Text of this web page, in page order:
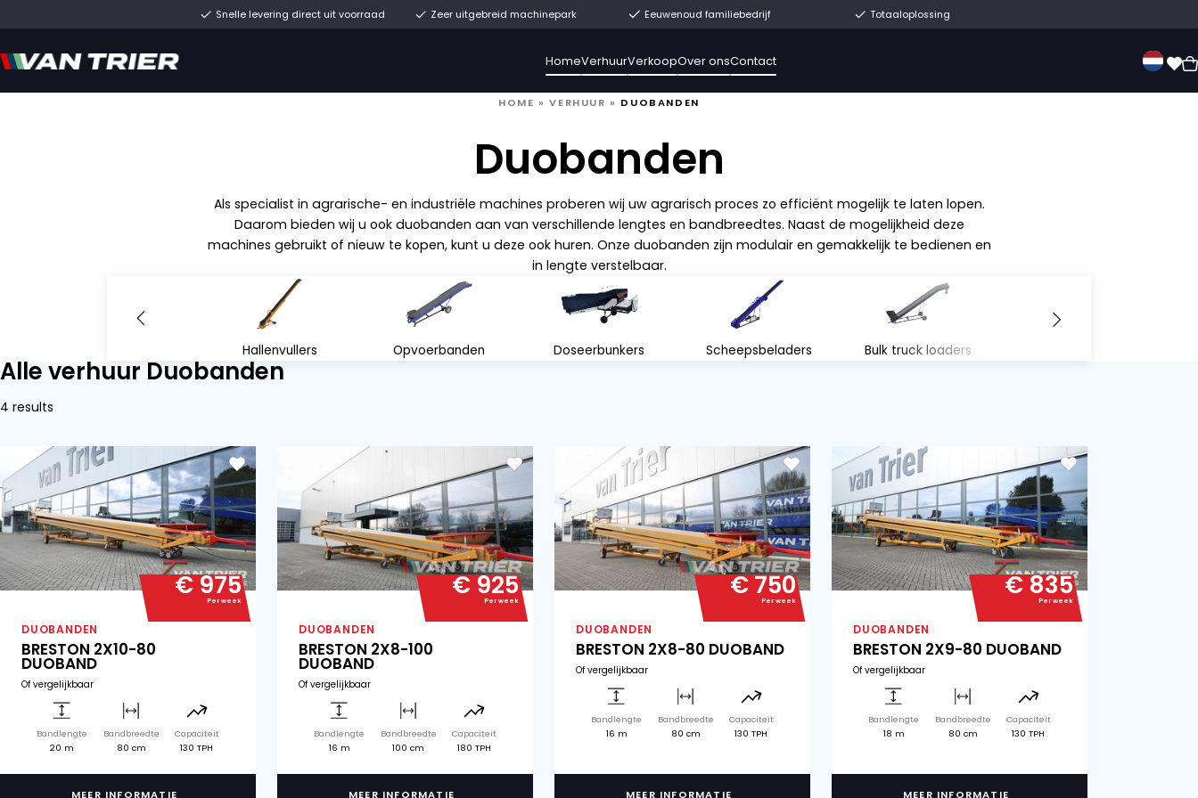
Snelle levering direct uit voorraad Zeer uitgebreid machinepark Eeuwenoud familiebedrijf
HomeVerhuur
Duobanden
Als specialist in agrarische- en industriële machines proberen wij uw agrarisch proces zo efficiënt mogelijk te laten
Daarom bieden wij u ook duobanden aan van verschillende lengtes en bandbreedtes. Naast de mogelijkheid
machines gebruikt of nieuw te kopen, kunt u deze ook huren. Onze duobanden zijn modulair en gemakkelijk te
in lengte verstelbaar.
Alle verhuur Duobanden
4 results
€ 975 € 925 € 750